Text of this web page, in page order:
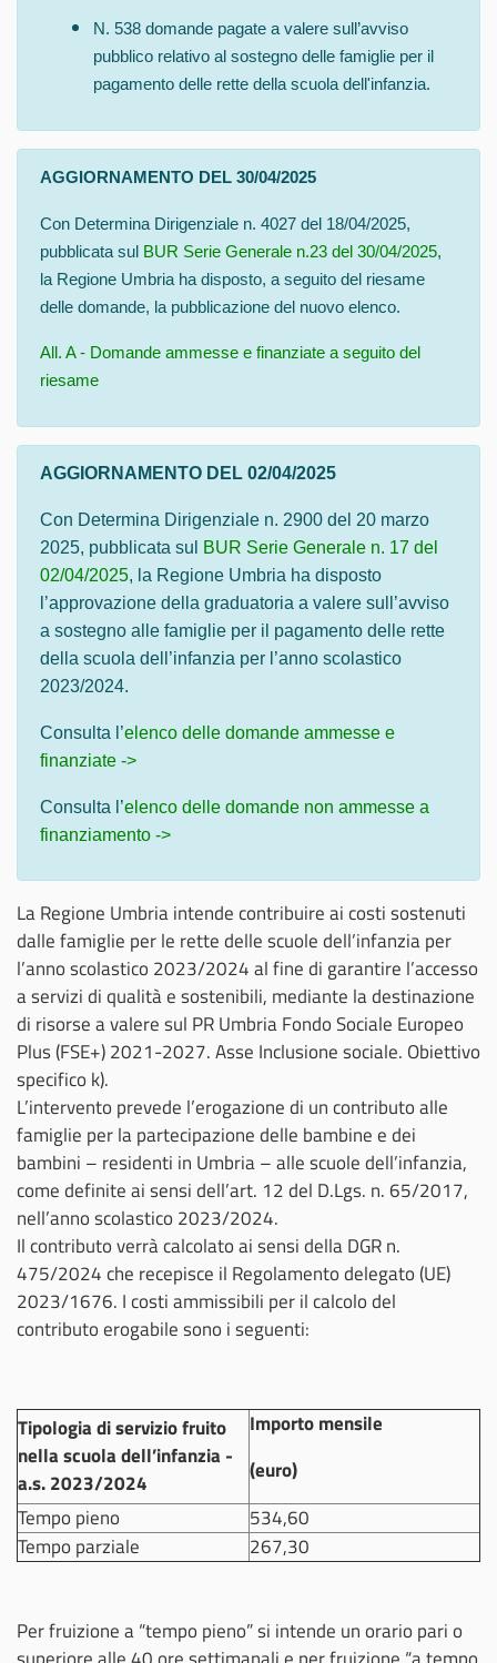
N. 538 domande pagate a valere sull’avviso
pubblico relativo al sostegno delle famiglie per il
pagamento delle rette della scuola dell'infanzia.
AGGIORNAMENTO DEL 30/04/2025
Con Determina Dirigenziale n. 4027 del 18/04/2025,
pubblicata sul BUR Serie Generale n.23 del 30/04/2025,
la Regione Umbria ha disposto, a seguito del riesame
delle domande, la pubblicazione del nuovo elenco.
All. A - Domande ammesse e finanziate a seguito del
riesame
AGGIORNAMENTO DEL 02/04/2025
Con Determina Dirigenziale n. 2900 del 20 marzo
2025, pubblicata sul
BUR Serie Generale n. 17 del
02/04/2025, la Regione Umbria ha disposto
l’approvazione della graduatoria a valere sull’avviso
a sostegno alle famiglie per il pagamento delle rette
della scuola dell’infanzia per l’anno scolastico
2023/2024.
Consulta l’elenco delle domande ammesse e
finanziate ->
Consulta l’elenco delle domande non ammesse a
finanziamento ->
La Regione Umbria intende contribuire ai costi sostenuti
dalle famiglie per le rette delle scuole dell’infanzia per
l’anno scolastico 2023/2024 al fine di garantire l’accesso
a servizi di qualità e sostenibili, mediante la destinazione
di risorse a valere sul PR Umbria Fondo Sociale Europeo
Plus (FSE+) 2021-2027. Asse Inclusione sociale. Obiettivo
specifico k).
L’intervento prevede l’erogazione di un contributo alle
famiglie per la partecipazione delle bambine e dei
bambini – residenti in Umbria – alle scuole dell’infanzia,
come definite ai sensi dell’art. 12 del D.Lgs. n. 65/2017,
nell’anno scolastico 2023/2024.
Il contributo verrà calcolato ai sensi della DGR n.
475/2024 che recepisce il Regolamento delegato (UE)
2023/1676. I costi ammissibili per il calcolo del
contributo erogabile sono i seguenti:
Tipologia di servizio fruito
nella scuola dell’infanzia -
a.s. 2023/2024
Importo mensile
(euro)
Tempo pieno
534,60
Tempo parziale
267,30
Per fruizione a “tempo pieno” si intende un orario pari o